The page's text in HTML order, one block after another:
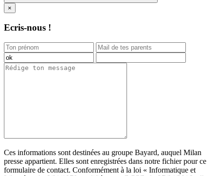
×
Ecris-nous !
Ces informations sont destinées au groupe Bayard, auquel Milan
presse appartient. Elles sont enregistrées dans notre fichier pour ce
formulaire de contact. Conformément à la loi « Informatique et